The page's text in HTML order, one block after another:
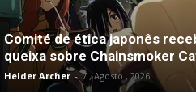
Comité de ética japonês
queixa sobre Chainsmoker
Helder Archer - 7 , Agosto , 2026